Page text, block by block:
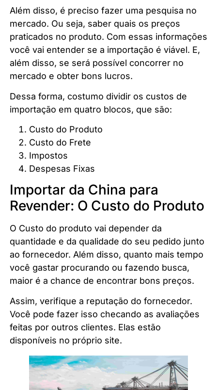
Além disso, é preciso fazer uma pesquisa no
mercado. Ou seja, saber quais os preços
praticados no produto. Com essas informações
você vai entender se a importação é viável. E,
além disso, se será possível concorrer no
mercado e obter bons lucros.
Dessa forma, costumo dividir os custos de
importação em quatro blocos, que são:
Custo do Produto
Custo do Frete
Impostos
Despesas Fixas
Importar da China para
Revender: O Custo do Produto
O Custo do produto vai depender da
quantidade e da qualidade do seu pedido junto
ao fornecedor. Além disso, quanto mais tempo
você gastar procurando ou fazendo busca,
maior é a chance de encontrar bons preços.
Assim, verifique a reputação do fornecedor.
Você pode fazer isso checando as avaliações
feitas por outros clientes. Elas estão
disponíveis no próprio site.